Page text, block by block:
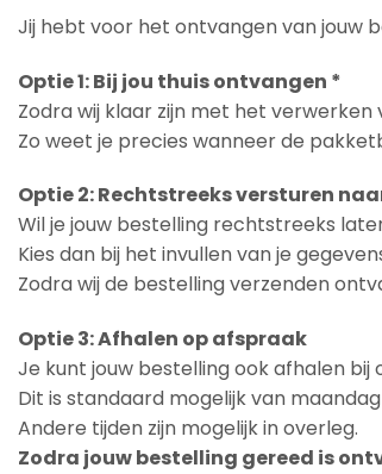
Jij hebt voor het ontvangen van jouw
Optie 1: Bij jou thuis ontvangen *
Zodra wij klaar zijn met het
Zo weet je precies wanneer de
Optie 2: Rechtstreeks versturen
Wil je jouw bestelling rechtstreeks
Kies dan bij het invullen van je
Zodra wij de bestelling verzenden
Optie 3: Afhalen op afspraak
Je kunt jouw bestelling ook afhalen bij
Dit is standaard mogelijk van
Andere tijden zijn mogelijk in overleg.
Zodra jouw bestelling gereed is